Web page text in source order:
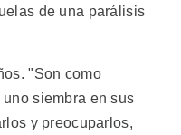
de una parálisis
"Son como
siembra en sus
y preocuparlos,